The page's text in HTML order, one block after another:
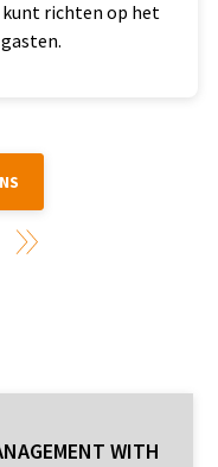
richten op het
WITH